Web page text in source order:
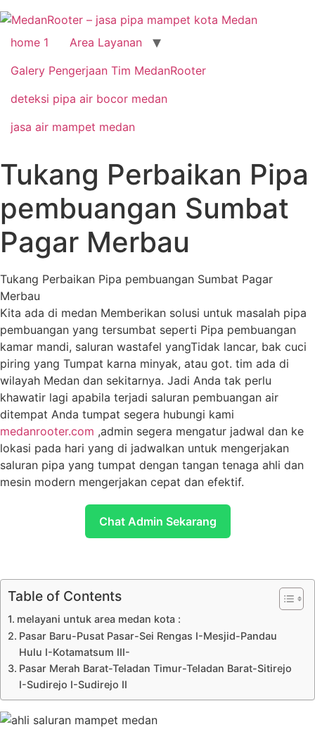
home 1
Area Layanan
Galery Pengerjaan Tim MedanRooter
deteksi pipa air bocor medan
jasa air mampet medan
Tukang Perbaikan Pipa
pembuangan Sumbat
Pagar Merbau
Tukang Perbaikan Pipa pembuangan Sumbat Pagar
Merbau
Kita ada di medan Memberikan solusi untuk masalah pipa
pembuangan yang tersumbat seperti Pipa pembuangan
kamar mandi, saluran wastafel yangTidak lancar, bak cuci
piring yang Tumpat karna minyak, atau got. tim ada di
wilayah Medan dan sekitarnya. Jadi Anda tak perlu
khawatir lagi apabila terjadi saluran pembuangan air
ditempat Anda tumpat segera hubungi kami
medanrooter.com ,admin segera mengatur jadwal dan ke
lokasi pada hari yang di jadwalkan untuk mengerjakan
saluran pipa yang tumpat dengan tangan tenaga ahli dan
mesin modern mengerjakan cepat dan efektif.
Chat Admin Sekarang
Table of Contents
melayani untuk area medan kota :
Pasar Baru-Pusat Pasar-Sei Rengas I-Mesjid-Pandau
Hulu I-Kotamatsum III-
Pasar Merah Barat-Teladan Timur-Teladan Barat-Sitirejo
I-Sudirejo I-Sudirejo II